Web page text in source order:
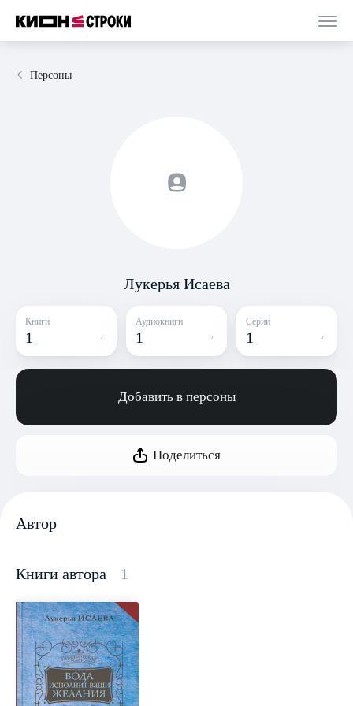
Персоны
Лукерья Исаева
Книги
1
Аудиокниги
1
Серии
1
Добавить в персоны
Поделиться
Автор
Книги автора 1